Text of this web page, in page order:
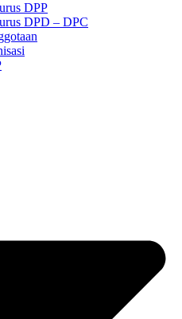
DPP
DPD – DPC​